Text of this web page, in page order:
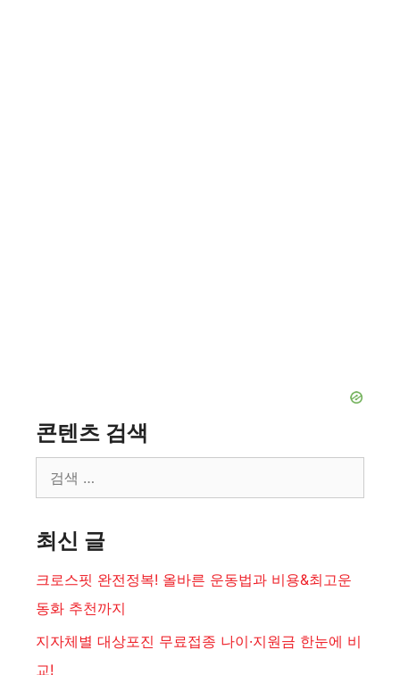
콘텐츠 검색
색:
최신 글
크로스핏 완전정복! 올바른 운동법과 비용&최고운
동화 추천까지
지자체별 대상포진 무료접종 나이·지원금 한눈에 비
교!